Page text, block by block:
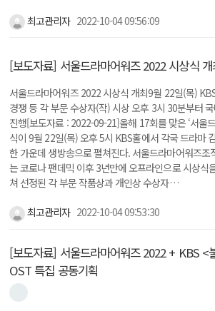
최고관리자 2022-10-04 09:56:09
[보도자료] 서울드라마어워즈 2022 시상식 개
서울드라마어워즈 2022 시상식 개최9월 22일(목)
경쟁 등 각 부문 수상자(작) 시상 오후 3시 30분부터
진행[보도자료 : 2022-09-21]올해 17회를 맞은 ‘서울
식이 9월 22일(목) 오후 5시 KBS홀에서 각국 드라마
한 가운데 생방송으로 펼쳐진다. 서울드라마어워즈조
는 코로나 팬데믹 이후 3년만에 오프라인으로 시상식
쳐 선정된 각 부문 작품상과 개인상 수상자…
최고관리자 2022-10-04 09:53:30
[보도자료] 서울드라마어워즈 2022 + KBS <
OST 특집 공동기획